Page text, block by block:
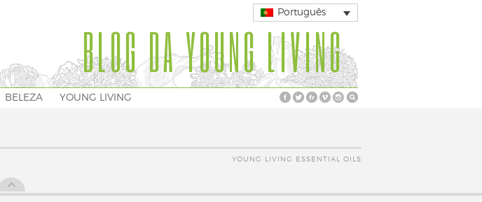
Português
BLOG DA YOUNG LIVING
BELEZA YOUNG LIVING
YOUNG LIVING ESSENTIAL OILS